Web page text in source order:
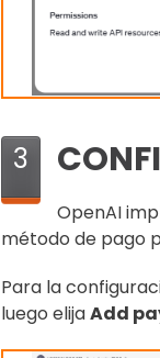
3
OpenAI
método de pago
Para la
luego elijaAdd